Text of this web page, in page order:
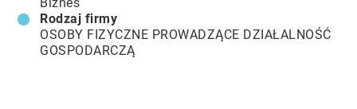
Rodzaj firmy
OSOBY FIZYCZNE PROWADZĄCE DZIAŁALNOŚĆ
GOSPODARCZĄ